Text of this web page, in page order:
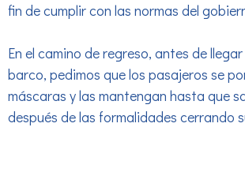
fin de cumplir con las normas del
En el camino de regreso, antes de
barco, pedimos que los pasajeros se
máscaras y las mantengan hasta que
después de las formalidades cerrando